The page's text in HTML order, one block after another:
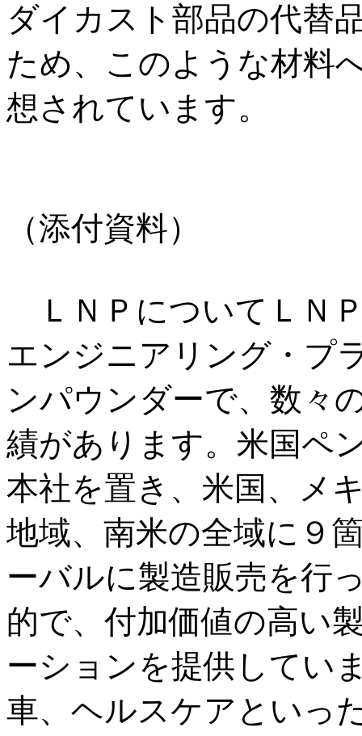
ダイカスト部品の代替
ため、このような材料
想されています。
（添付資料）
ＬＮＰについてＬＮ
エンジニアリング・プ
ンパウンダーで、数々
績があります。米国ペ
本社を置き、米国、メ
地域、南米の全域に９
ーバルに製造販売を行
的で、付加価値の高い
ーションを提供してい
車、ヘルスケアといっ